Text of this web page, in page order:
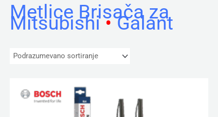
Metlice Brisača za
Mitsubishi•Galant